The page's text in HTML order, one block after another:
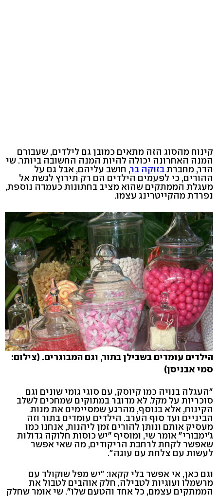
קינוח מהסוג הזה מתאים כמובן גם לילדים, שעבורם
המנה האחרונה יכולה להיות המנה החשובה ביותר. שי
הדר, מחברתבזוקה בר, חושב עליהם, אבל גם על
ההורים, כי לפעמים הילדים הם רק תירוץ לגשת אל
מעגלת הממתקים שהוא מציב בחתונות כעמדה נוספת,
נפרדת מהקייטרינג עצמו.
הילדים עומדים בשבילן בתור, וגם המבוגרים. (צילום:
סמי אבניסן)
"העגלה בנויה כמו קיוסק, עם סוגי גומי שונים וגם
סוכריות על מקל. לא מדובר במתוקים שמחכים לשלב
הקינוח, אלא בנוסף, מהרגע שמסיימים את מנות
הביניים ועד סוף הערב. הילדים עומדים בתור וזה
מעסיק אותם ונותן להורים זמן ליהנות, אנחנו כמו
ג'ימבורי" אומר שי, ומוסיף "יש כוסות חלוקה גדולות
שאפשר לקחת לרחבת הריקודים, מה שאי אפשר
לעשות עם צלחת עם עוגה".
וגם כאן, אי אפשר בלי קקאו: "יש מפל שוקולד עם
מרשמלו ועוגיות לטבילה, חלק אוהבים לטבול את
הממתקים עצמם, כל אחד והטעם שלו". שי אומר שחלק